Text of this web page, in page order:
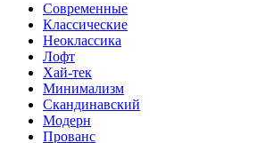
Современные
Классические
Неоклассика
Лофт
Хай-тек
Минимализм
Скандинавский
Модерн
Прованс